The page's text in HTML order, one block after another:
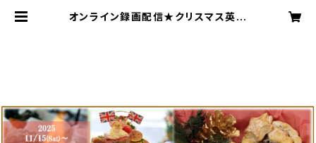
オンライン録画配信★クリスマス英国